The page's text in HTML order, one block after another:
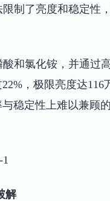
制了亮度和稳定性
和氯化铵，并通过
，极限亮度达116
稳定性上难以兼顾
1
解